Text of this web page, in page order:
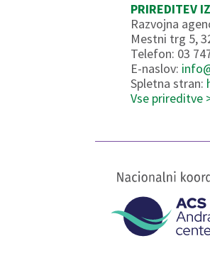
PRIREDITEV
Razvojna
Mestni trg 5,
Telefon: 03
E-naslov:
Spletna stran:
Vse prireditve